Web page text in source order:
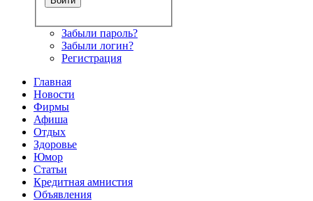
Забыли пароль?
Забыли логин?
Регистрация
Главная
Новости
Фирмы
Афиша
Отдых
Здоровье
Юмор
Статьи
Кредитная амнистия
Объявления